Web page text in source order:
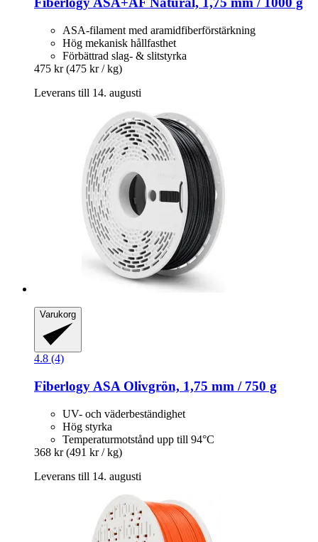
ASA-filament med aramidfiberförstärkning
Hög mekanisk hållfasthet
Förbättrad slag- & slitstyrka
475 kr (475 kr / kg)
Leverans till 14. augusti
Varukorg
4.8 (4)
Fiberlogy ASA Olivgrön, 1,75 mm / 750 g
UV- och väderbeständighet
Hög styrka
Temperaturmotstånd upp till 94°C
368 kr (491 kr / kg)
Leverans till 14. augusti